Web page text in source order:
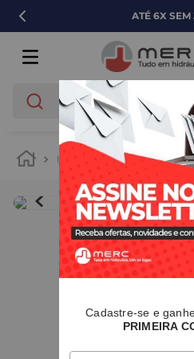
ATÉ 6X SEM
O que você está buscando?
hidráulica drenagem
IMAGENS MERAMENTE ILUSTRATIVAS
Cadastre-se e
PRIMEIRA